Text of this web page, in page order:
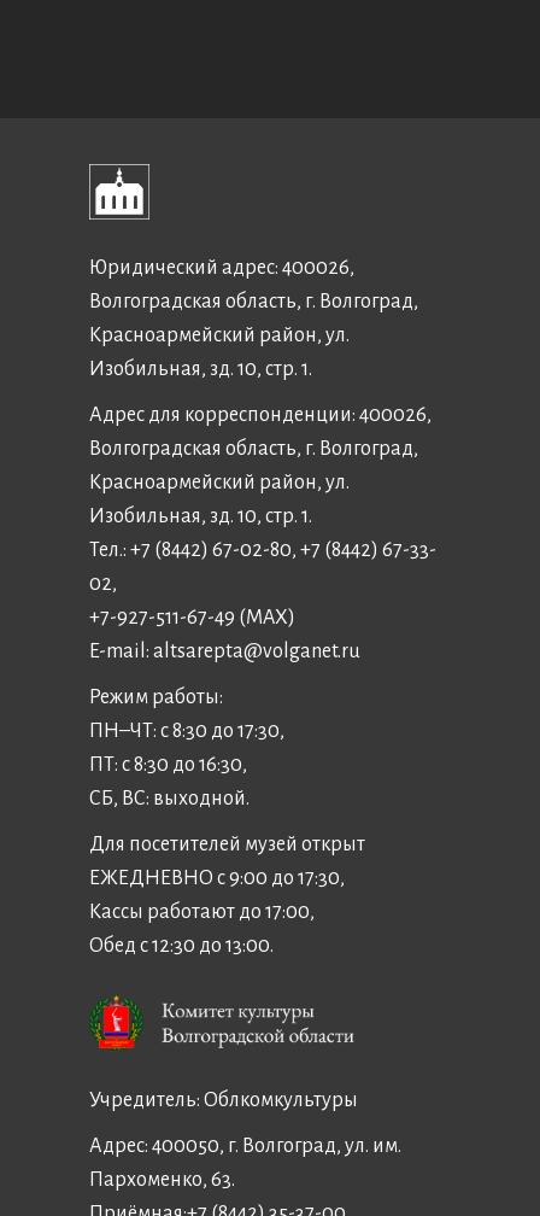
Юридический адрес: 400026,
Волгоградская область, г. Волгоград,
Красноармейский район, ул.
Изобильная, зд. 10, стр. 1.
Адрес для корреспонденции: 400026,
Волгоградская область, г. Волгоград,
Красноармейский район, ул.
Изобильная, зд. 10, стр. 1.
Тел.: +7 (8442) 67-02-80, +7 (8442) 67-33-
02,
+7-927-511-67-49 (MAX)
E-mail: altsarepta@volganet.ru
Режим работы:
ПН–ЧТ: с 8:30 до 17:30,
ПТ: с 8:30 до 16:30,
СБ, ВС: выходной.
Для посетителей музей открыт
ЕЖЕДНЕВНО с 9:00 до 17:30,
Кассы работают до 17:00,
Обед с 12:30 до 13:00.
Учредитель: Облкомкультуры
Адрес: 400050, г. Волгоград, ул. им.
Пархоменко, 63.